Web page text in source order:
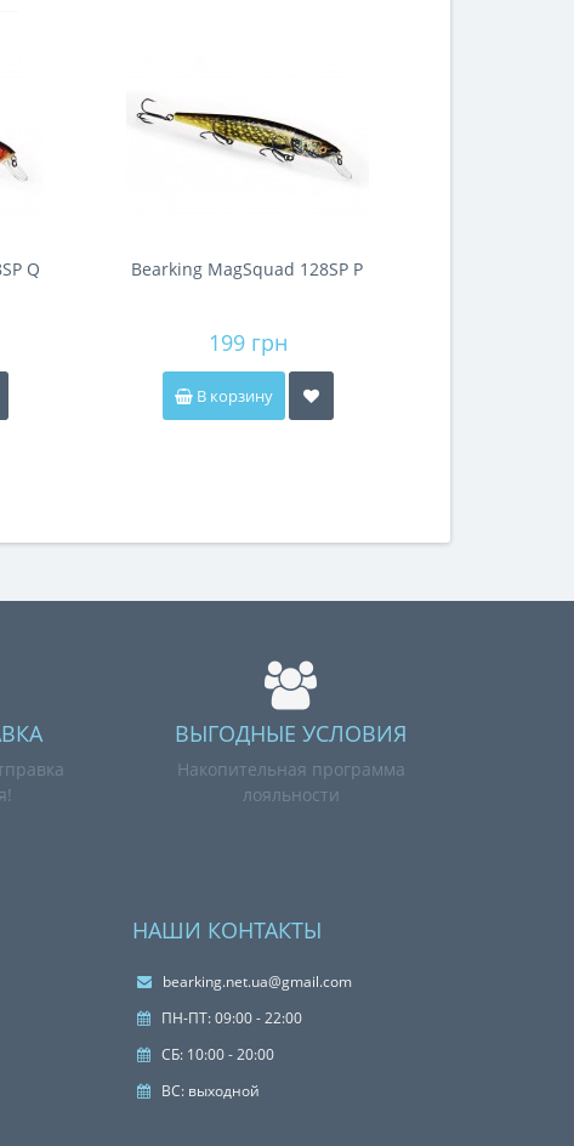
Q Bearking MagSquad 128SP P
199 грн
В корзину
ВЫГОДНЫЕ УСЛОВИЯ
Накопительная программа
лояльности
НАШИ КОНТАКТЫ
bearking.net.ua@gmail.com
ПН-ПТ: 09:00 - 22:00
СБ: 10:00 - 20:00
ВС: выходной